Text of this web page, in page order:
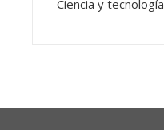
Ciencia y tecnología